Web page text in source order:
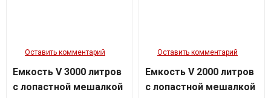
Оставить комментарий
Емкость V 3000 литров
с лопастной мешалкой
Оставить комментарий
Емкость V 2000 литров
с лопастной мешалкой